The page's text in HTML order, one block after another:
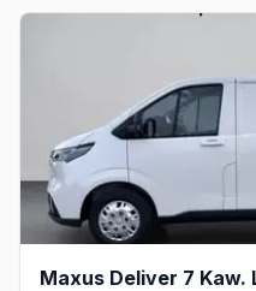
Maxus Deliver 7 Kaw.